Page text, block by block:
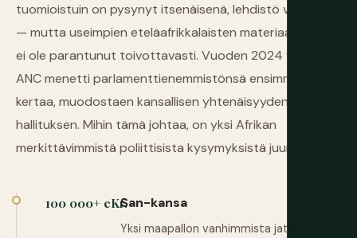
tuomioistuin on pysynyt itsenäisenä, lehdistö vapaana
— mutta useimpien eteläafrikkalaisten materiaalitilanne
ei ole parantunut toivottavasti. Vuoden 2024 vaaleissa
ANC menetti parlamenttienemmistönsä ensimmäistä
kertaa, muodostaen kansallisen yhtenäisyyden
hallituksen. Mihin tämä johtaa, on yksi Afrikan
merkittävimmistä poliittisista kysymyksistä juuri nyt.
100 000+ eKr.San-kansa
Yksi maapallon vanhimmista jatkuvasti